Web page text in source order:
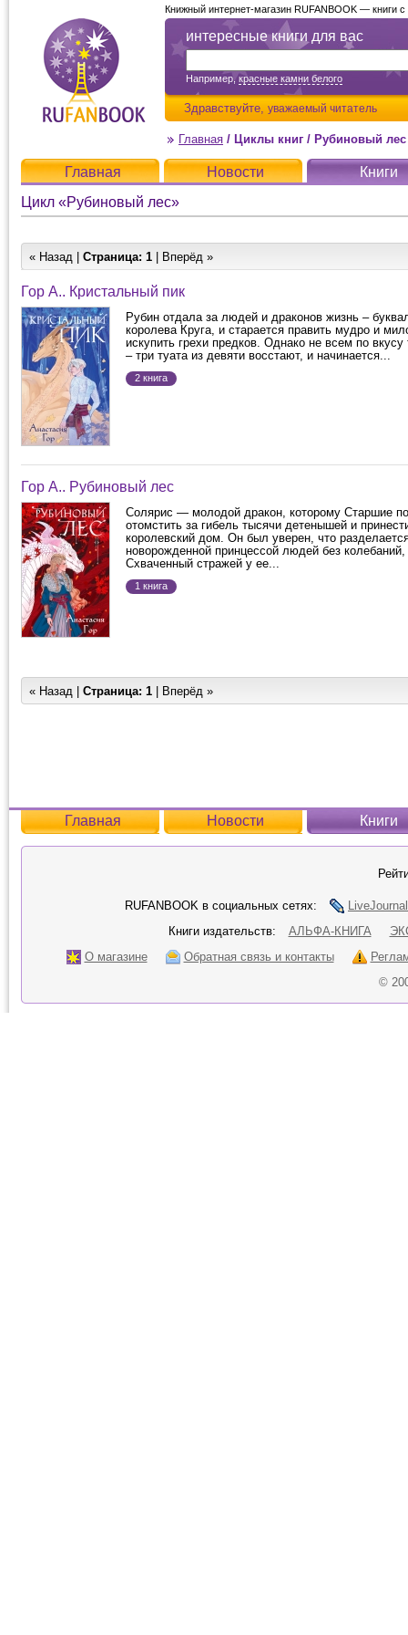
интересные книги для вас
Например,красные камни белого
Здравствуйте, уважаемый читатель
Книжный интернет-магазин RUFANBOOK — книги
Главная / Циклы книг / Рубиновый лес
Главная Новости
Книги
Цикл «Рубиновый лес»
« Назад | Страница: 1 | Вперёд »
Гор А.. Кристальный пик
Рубин отдала за людей и драконов жизнь –
королева Круга, и старается править мудро и
искупить грехи предков. Однако не всем по вкусу
– три туата из девяти восстают, и начинается...
2 книга
Гор А.. Рубиновый лес
Солярис — молодой дракон, которому Старшие
отомстить за гибель тысячи детенышей и
королевский дом. Он был уверен, что
новорожденной принцессой людей без
Схваченный стражей у ее...
1 книга
« Назад | Страница: 1 | Вперёд »
Главная Новости Книги
RUFANBOOK в социальных сетях:
LiveJournal
Книги издательств:
АЛЬФА-КНИГА
О магазине
Обратная связь и контакты
©